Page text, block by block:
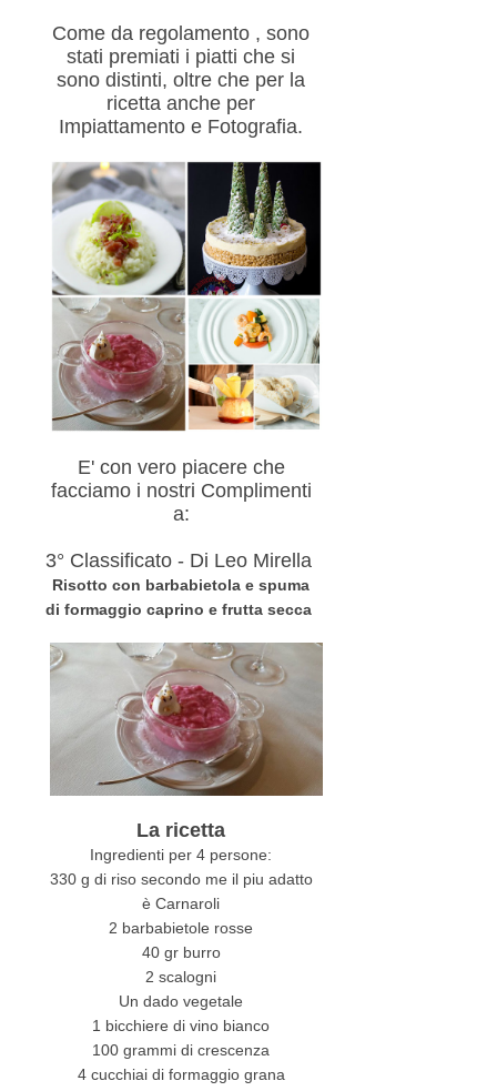
Come da regolamento , sono
stati premiati i piatti che si
sono distinti, oltre che per la
ricetta anche per
Impiattamento e Fotografia.
E' con vero piacere che
facciamo i nostri Complimenti
a:
3° Classificato - Di Leo Mirella
Risotto con barbabietola e spuma
di formaggio caprino e frutta secca
La ricetta
Ingredienti per 4 persone:
330 g di riso secondo me il piu adatto
è Carnaroli
2 barbabietole rosse
40 gr burro
2 scalogni
Un dado vegetale
1 bicchiere di vino bianco
100 grammi di crescenza
4 cucchiai di formaggio grana